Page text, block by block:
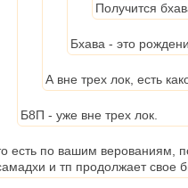
Получится
Бхава - это
А вне трех лок, есть
Б8П - уже вне трех лок.
есть по вашим верованиям,
и тп продолжает свое